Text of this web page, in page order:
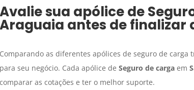
Avalie sua apólice de
Araguaia antes de finalizar
Comparando as diferentes apólices de seguro de
para seu negócio. Cada apólice de Seguro de cargaem
comparar as cotações e ter o melhor suporte.